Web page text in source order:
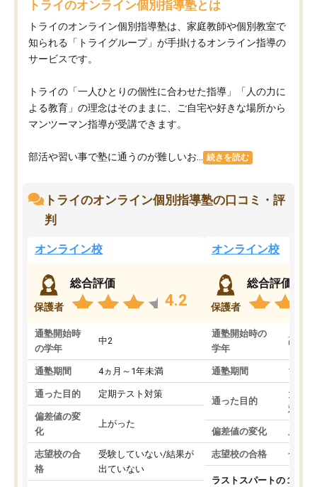
トライのオンライン個別指導塾とは
トライのオンライン個別指導塾は、家庭教師や個別教室で
知られる「トライグループ」が手掛けるオンライン指導の
サービスです。
トライの「一人ひとりの個性に合わせた指導」「人の力に
よる教育」の理念はそのままに、ご自宅や好きな場所から
マンツーマン指導が受講できます。
部活や習い事で塾に通うのが難しいお... 続きを読む
トライのオンライン個別指導塾の口コミ・評
判
オンライン校
保護者
総合評価
4.2
通塾開始時
の学年
中2
通塾期間 4ヵ月～1年未満
通った目的 定期テスト対策
偏差値の変
化
上がった
志望校の合
格
受験していない/結果が
出ていない
オンライン校
保護者
総合評価
通塾開始時の
学年
高3
通塾期間 1～3
通った目的
大学
対策
偏差値の変化 上が
志望校の合格 合格
ラストスパートの１か月